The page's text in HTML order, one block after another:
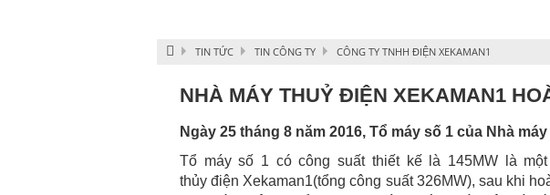
TIN TỨC TIN CÔNG TY CÔNG TY TNHH ĐIỆN XEKAMAN1
NHÀ MÁY THUỶ ĐIỆN XEKAMAN1
Ngày 25 tháng 8 năm 2016, Tổ máy số 1 của Nhà
Tổ máy số 1 có công suất thiết kế là 145MW là
thủy điện Xekaman1(tổng công suất326MW), sau khi